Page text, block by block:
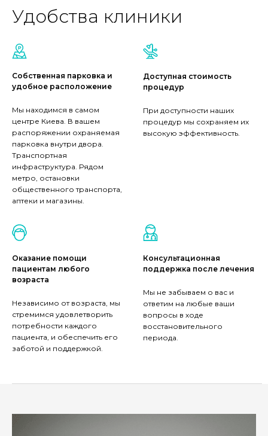
Удобства клиники
Собственная парковка и
удобное расположение
Мы находимся в самом
центре Киева. В вашем
распоряжении охраняемая
парковка внутри двора.
Транспортная
инфраструктура. Рядом
метро, остановки
общественного транспорта,
аптеки и магазины.
Доступная стоимость
процедур
При доступности наших
процедур мы сохраняем их
высокую эффективность.
Оказание помощи
пациентам любого
возраста
Независимо от возраста, мы
стремимся удовлетворить
потребности каждого
пациента, и обеспечить его
заботой и поддержкой.
Консультационная
поддержка после лечения
Мы не забываем о вас и
ответим на любые ваши
вопросы в ходе
восстановительного
периода.